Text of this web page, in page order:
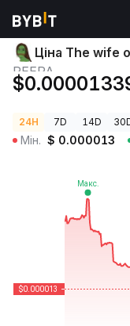
Ціни криптовалют
Ціна The wife
PEEPA
24H 7D 14D
Мін. $ 0.000013